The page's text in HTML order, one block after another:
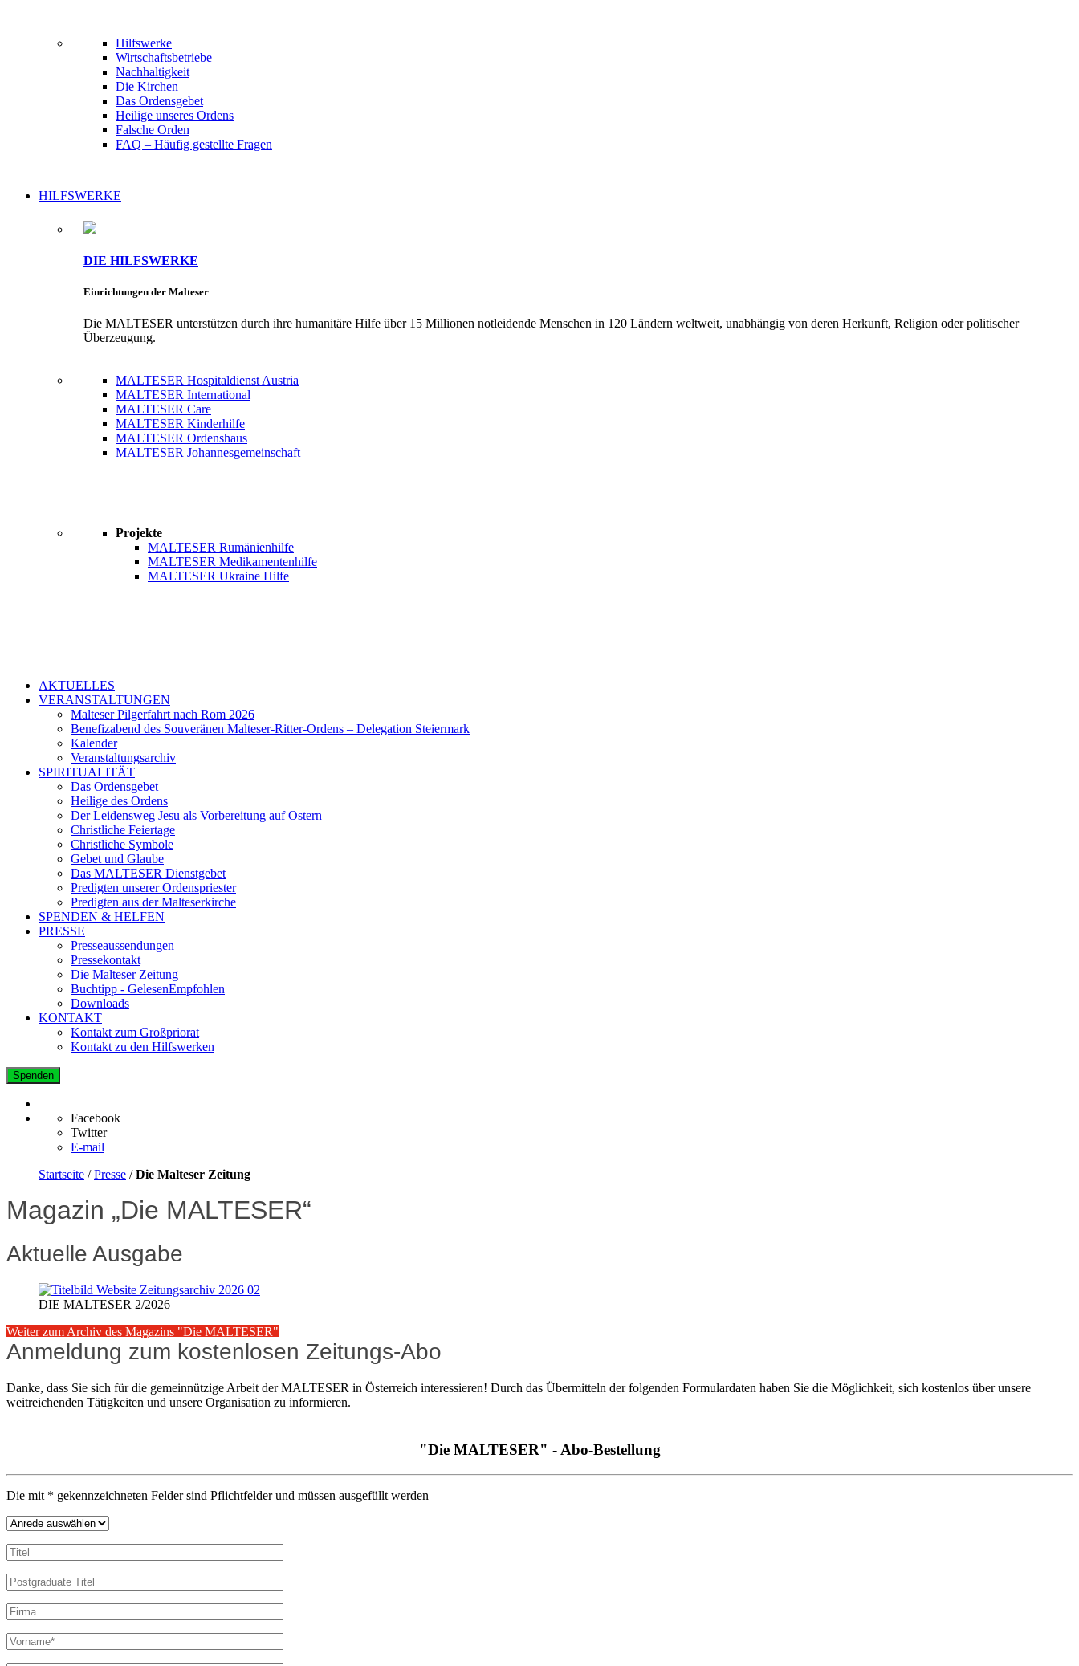
Hilfswerke
Wirtschaftsbetriebe
Nachhaltigkeit
Die Kirchen
Das Ordensgebet
Heilige unseres Ordens
Falsche Orden
FAQ – Häufig gestellte Fragen
HILFSWERKE
DIE HILFSWERKE
Einrichtungen der Malteser
Die MALTESER unterstützen durch ihre humanitäre Hilfe über 15 Millionen notleidende Menschen in 120 Ländern weltweit, unabhängig von deren Herkunft, Religion oder politischer
Überzeugung.
MALTESER Hospitaldienst Austria
MALTESER International
MALTESER Care
MALTESER Kinderhilfe
MALTESER Ordenshaus
MALTESER Johannesgemeinschaft
Projekte
MALTESER Rumänienhilfe
MALTESER Medikamentenhilfe
MALTESER Ukraine Hilfe
AKTUELLES
VERANSTALTUNGEN
Malteser Pilgerfahrt nach Rom 2026
Benefizabend des Souveränen Malteser-Ritter-Ordens – Delegation Steiermark
Kalender
Veranstaltungsarchiv
SPIRITUALITÄT
Das Ordensgebet
Heilige des Ordens
Der Leidensweg Jesu als Vorbereitung auf Ostern
Christliche Feiertage
Christliche Symbole
Gebet und Glaube
Das MALTESER Dienstgebet
Predigten unserer Ordenspriester
Predigten aus der Malteserkirche
SPENDEN & HELFEN
PRESSE
Presseaussendungen
Pressekontakt
Die Malteser Zeitung
Buchtipp - GelesenEmpfohlen
Downloads
KONTAKT
Kontakt zum Großpriorat
Kontakt zu den Hilfswerken
Spenden
Facebook
Twitter
E-mail
Startseite /Presse /Die Malteser Zeitung
Magazin „Die MALTESER“
Aktuelle Ausgabe
DIE MALTESER 2/2026
Weiter zum Archiv des Magazins "Die MALTESER"
Anmeldung zum kostenlosen Zeitungs-Abo
Danke, dass Sie sich für die gemeinnützige Arbeit der MALTESER in Österreich interessieren! Durch das Übermitteln der folgenden Formulardaten haben Sie die Möglichkeit, sich kostenlos über unsere
weitreichenden Tätigkeiten und unsere Organisation zu informieren.
"Die MALTESER" - Abo-Bestellung
Die mit * gekennzeichneten Felder sind Pflichtfelder und müssen ausgefüllt werden